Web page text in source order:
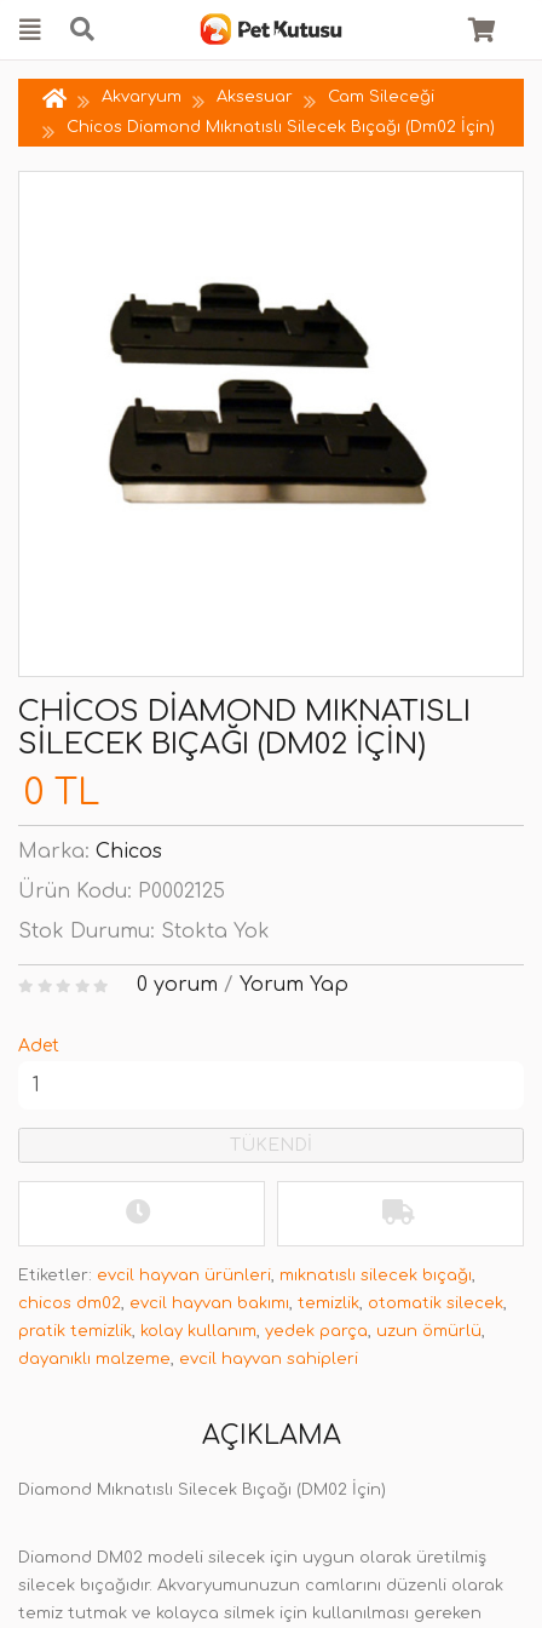
Akvaryum Aksesuar
Cam Sileceği
Chicos Diamond Mıknatıslı Silecek Bıçağı (Dm02 İçin)
CHICOS DIAMOND MIKNATISLI
SILECEK BIÇAĞI (DM02 İÇIN)
0 TL
Marka: Chicos
Ürün Kodu: P0002125
Stok Durumu: Stokta Yok
0 yorum / Yorum Yap
Adet
TÜKENDİ
Etiketler: evcil hayvan ürünleri, mıknatıslı silecek bıçağı,
chicos dm02, evcil hayvan bakımı, temizlik, otomatik silecek,
pratik temizlik, kolay kullanım, yedek parça, uzun ömürlü,
dayanıklı malzeme, evcil hayvan sahipleri
AÇIKLAMA
Diamond Mıknatıslı Silecek Bıçağı (DM02 İçin)
Diamond DM02 modeli silecek için uygun olarak üretilmiş
silecek bıçağıdır. Akvaryumunuzun camlarını düzenli olarak
temiz tutmak ve kolayca silmek için kullanılması gereken